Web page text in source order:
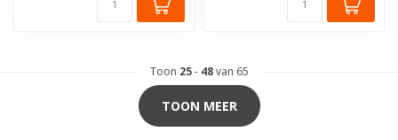
Toon 25- 48van 65
TOON MEER